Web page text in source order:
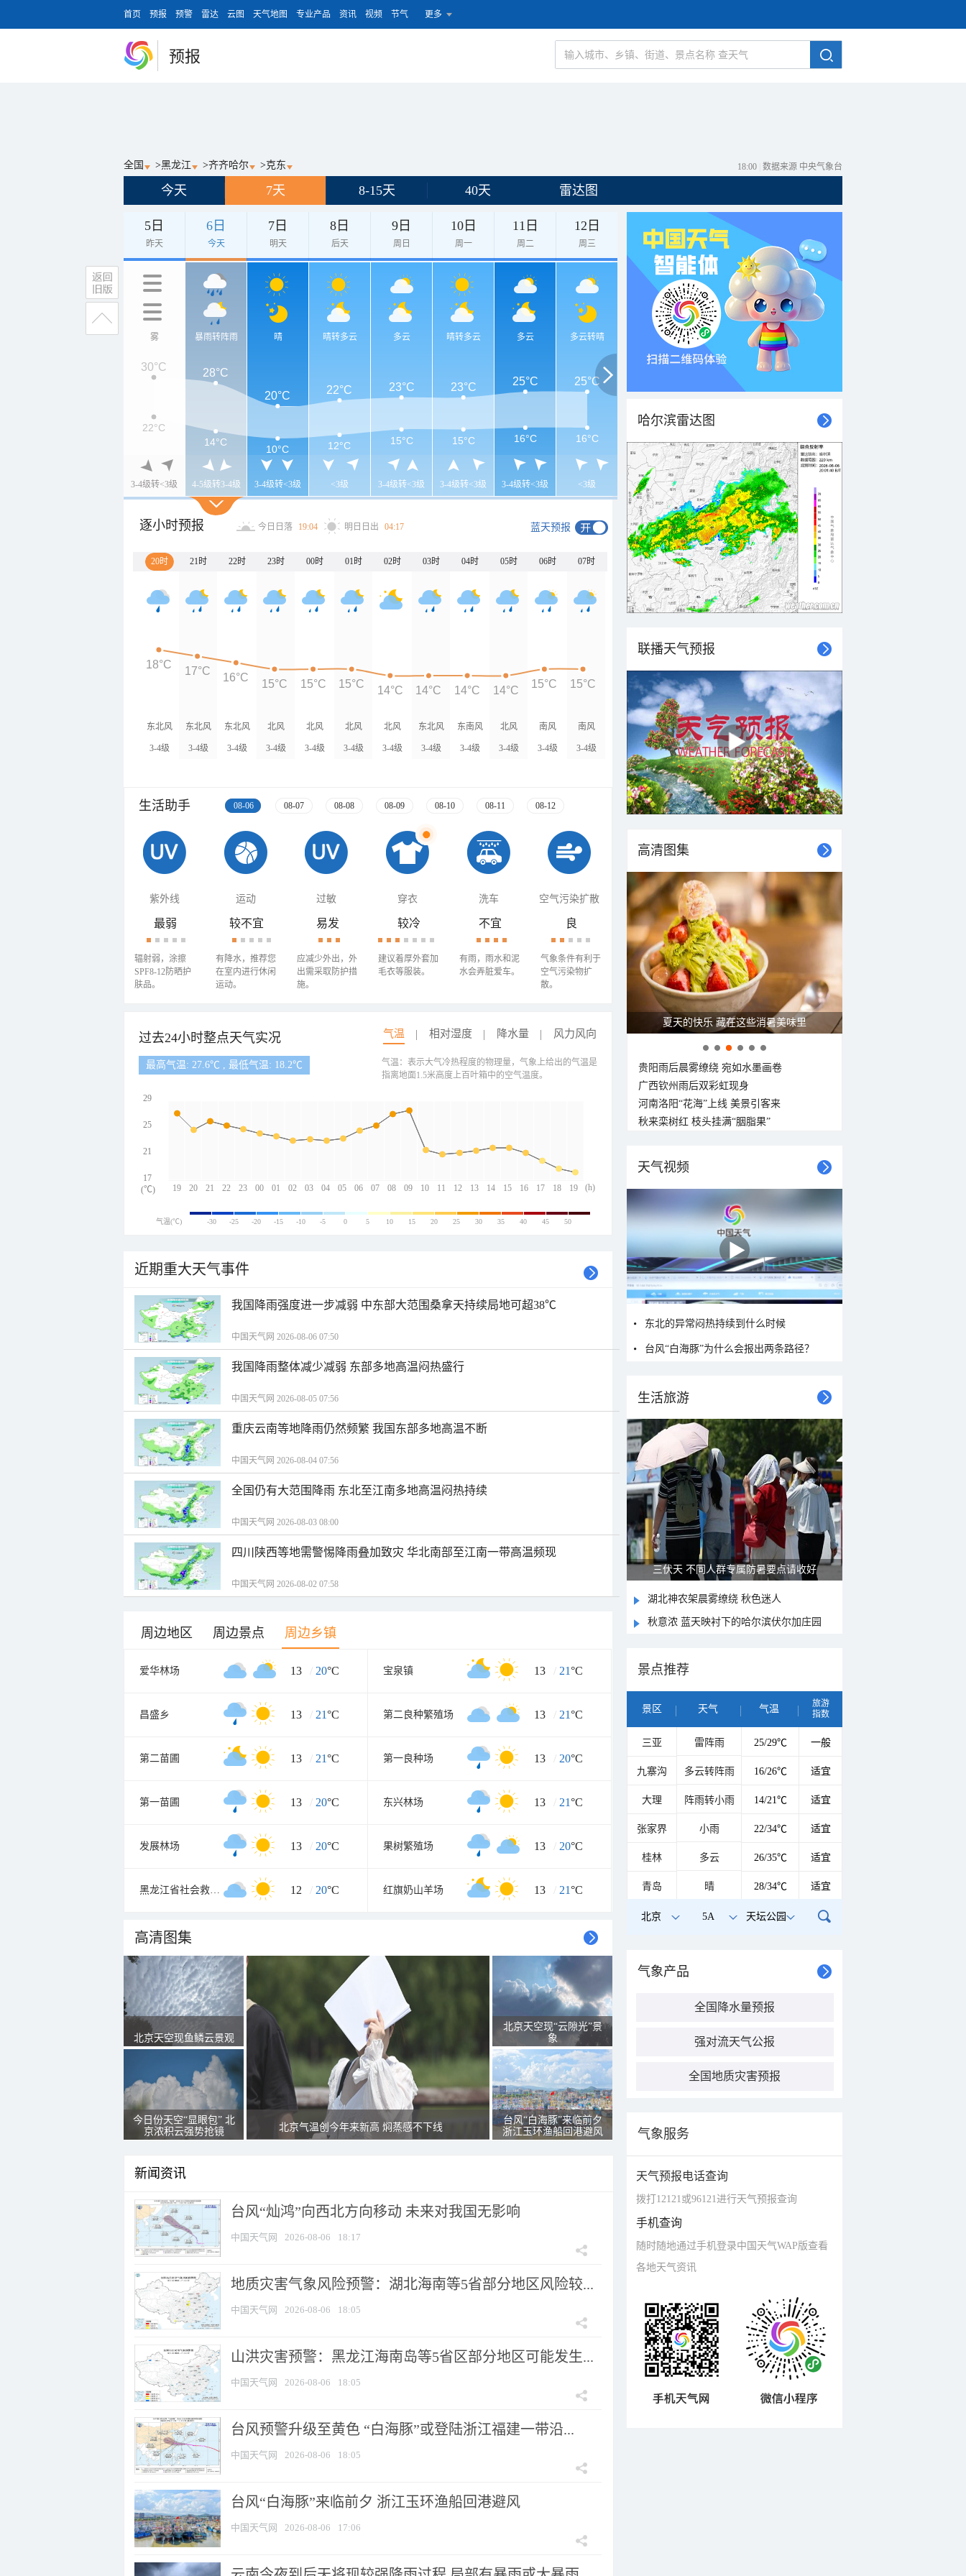
首页 预报 预警 雷达 云图 天气地图 专业产品 资讯 视频 节气 更多
预报
全国 >黑龙江 >齐齐哈尔 >克东 18:00 数据来源 中央气象台
今天 7天 8-15天 40天 雷达图
5日
昨天
6日
今天
7日
明天
8日
后天
9日
周日
10日
周一
11日
周二
12日
周三
雾
3-4级转<3级
暴雨转阵雨
4-5级转3-4级
晴
3-4级转<3级
晴转多云
<3级
多云
3-4级转<3级
晴转多云
3-4级转<3级
多云
3-4级转<3级
多云转晴
<3级
30°C
28°C
20°C
22°C 23°C 23°C 25°C 25°C
22°C
14°C
10°C 12°C 15°C 15°C 16°C 16°C
逐小时预报 今日日落 19:04 明日日出 04:17 蓝天预报
20时 21时 22时 23时 00时 01时 02时 03时 04时 05时 06时 07时
东北风
3-4级
东北风
3-4级
东北风
3-4级
北风
3-4级
北风
3-4级
北风
3-4级
北风
3-4级
东北风
3-4级
东南风
3-4级
北风
3-4级
南风
3-4级
南风
3-4级
18°C
17°C
16°C
15°C 15°C 15°C
14°C 14°C 14°C 14°C
15°C 15°C
生活助手 08-06 08-07 08-08 08-09 08-10 08-11 08-12
紫外线 运动 过敏 穿衣 洗车 空气污染扩散
最弱
辐射弱，涂擦
SPF8-12防晒护
肤品。
较不宜
有降水，推荐您
在室内进行休闲
运动。
易发
应减少外出，外
出需采取防护措
施。
较冷
建议着厚外套加
毛衣等服装。
不宜
有雨，雨水和泥
水会弄脏爱车。
良
气象条件有利于
空气污染物扩
散。
过去24小时整点天气实况 气温 相对湿度 降水量 风力风向
最高气温: 27.6℃ , 最低气温: 18.2℃
19 20 21 22 23 00 01 02 03 04 05 06 07 08 09 10 11 12 13 14 15 16 17 18 19
29
25
21
17
(h)
(℃)
气温：表示大气冷热程度的物理量，气象上给出的气温是
指离地面1.5米高度上百叶箱中的空气温度。
气温(℃) -30 -25 -20 -15 -10 -5 0 5 10 15 20 25 30 35 40 45 50
近期重大天气事件
我国降雨强度进一步减弱 中东部大范围桑拿天持续局地可超38℃
中国天气网 2026-08-06 07:50
我国降雨整体减少减弱 东部多地高温闷热盛行
中国天气网 2026-08-05 07:56
重庆云南等地降雨仍然频繁 我国东部多地高温不断
中国天气网 2026-08-04 07:56
全国仍有大范围降雨 东北至江南多地高温闷热持续
中国天气网 2026-08-03 08:00
四川陕西等地需警惕降雨叠加致灾 华北南部至江南一带高温频现
中国天气网 2026-08-02 07:58
周边地区 周边景点 周边乡镇
爱华林场 13 / 20°C 宝泉镇 13 / 21°C
昌盛乡 13 / 21°C 第二良种繁殖场 13 / 21°C
第二苗圃 13 / 21°C 第一良种场 13 / 20°C
第一苗圃 13 / 20°C 东兴林场 13 / 21°C
发展林场 13 / 20°C 果树繁殖场 13 / 20°C
黑龙江省社会救助安置中心 12 / 20°C 红旗奶山羊场 13 / 21°C
高清图集
北京天空现鱼鳞云景观
今日份天空“显眼包” 北
京浓积云强势抢镜
北京气温创今年来新高 焖蒸感不下线
北京天空现“云隙光”景
象
台风“白海豚”来临前夕
浙江玉环渔船回港避风
新闻资讯
台风“灿鸿”向西北方向移动 未来对我国无影响
中国天气网 2026-08-06 18:17
地质灾害气象风险预警：湖北海南等5省部分地区风险较...
中国天气网 2026-08-06 18:05
山洪灾害预警：黑龙江海南岛等5省区部分地区可能发生...
中国天气网 2026-08-06 18:05
台风预警升级至黄色 “白海豚”或登陆浙江福建一带沿...
中国天气网 2026-08-06 18:05
台风“白海豚”来临前夕 浙江玉环渔船回港避风
中国天气网 2026-08-06 17:06
哈尔滨雷达图
联播天气预报
高清图集
夏天的快乐 藏在这些消暑美味里
贵阳雨后晨雾缭绕 宛如水墨画卷
广西钦州雨后双彩虹现身
河南洛阳“花海”上线 美景引客来
秋来栾树红 枝头挂满“胭脂果”
天气视频
东北的异常闷热持续到什么时候
台风“白海豚”为什么会报出两条路径？
生活旅游
三伏天 不同人群专属防暑要点请收好
湖北神农架晨雾缭绕 秋色迷人
秋意浓 蓝天映衬下的哈尔滨伏尔加庄园
景点推荐
景区 天气 气温
旅游
指数
三亚 雷阵雨 25/29℃ 一般
九寨沟 多云转阵雨 16/26℃ 适宜
大理 阵雨转小雨 14/21℃ 适宜
张家界 小雨 22/34℃ 适宜
桂林 多云 26/35℃ 适宜
青岛 晴 28/34℃ 适宜
北京 5A 天坛公园
气象产品
全国降水量预报
强对流天气公报
全国地质灾害预报
气象服务
天气预报电话查询
拨打12121或96121进行天气预报查询
手机查询
随时随地通过手机登录中国天气WAP版查看
各地天气资讯